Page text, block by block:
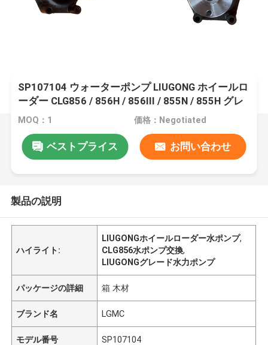
SP107104 ウォーターポンプ LIUGONG ホイールロ
ーダー CLG856 / 856H / 856III / 855N / 855H グレ
ーダー CLG4180D / 4220D / 4260D
MOQ：1 価格：Negotiated
ベストプライス お問い合わせ
製品の説明
ハイライト:
LIUGONGホイールローダー水ポンプ,
CLG856水ポンプ交換,
LIUGONGグレード水力ポンプ
パッケージの詳細 箱 木材
ブランド名 LGMC
モデル番号 SP107104